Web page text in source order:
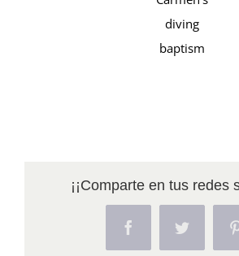
diving
baptism
¡¡Comparte en tus redes
Facebook Twitter